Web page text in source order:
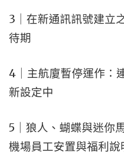
3｜在新通訊訊號建立
待期
4｜主航廈暫停運作：
新設定中
5｜狼人、蝴蝶與迷你
機場員工安置與福利說